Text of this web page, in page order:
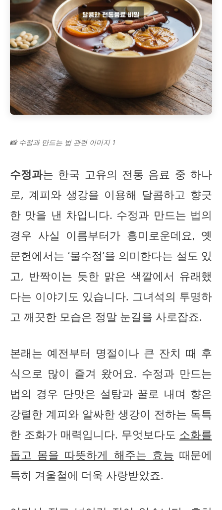
📸 수정과 만드는 법 관련 이미지 1
수정과는 한국 고유의 전통 음료 중 하나
로, 계피와 생강을 이용해 달콤하고 향긋
한 맛을 낸 차입니다. 수정과 만드는 법의
경우 사실 이름부터가 흥미로운데요, 옛
문헌에서는 ‘물수정’을 의미한다는 설도 있
고, 반짝이는 듯한 맑은 색깔에서 유래했
다는 이야기도 있습니다. 그녀석의 투명하
고 깨끗한 모습은 정말 눈길을 사로잡죠.
본래는 예전부터 명절이나 큰 잔치 때 후
식으로 많이 즐겨 왔어요. 수정과 만드는
법의 경우 단맛은 설탕과 꿀로 내며 향은
강렬한 계피와 알싸한 생강이 전하는 독특
한 조화가 매력입니다. 무엇보다도 소화를
돕고 몸을 따뜻하게 해주는 효능 때문에
특히 겨울철에 더욱 사랑받았죠.